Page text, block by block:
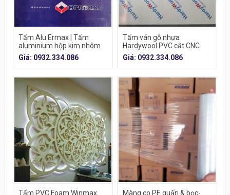
Tấm Alu Ermax | Tấm
aluminium hộp kim nhôm
Giá: 0932.334.086
Tấm ván gỗ nhựa
Hardywool PVC cắt CNC
Giá: 0932.334.086
Tấm PVC Foam Winmax Màng co PE quấn & bọc-